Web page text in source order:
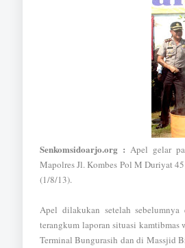
Senkomsidoarjo.org : Apel gelar
Mapolres Jl. Kombes Pol M Duriyat
(1/8/13).
Apel dilakukan setelah
terangkum laporan situasi kamtibmas
Terminal Bungurasih dan di Massjid